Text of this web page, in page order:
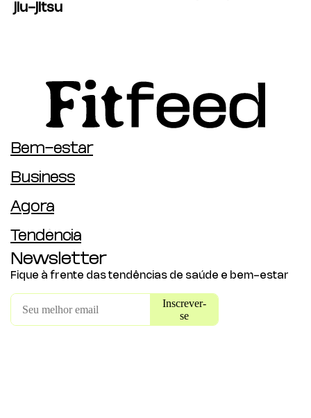
jiu-jitsu
Bem-estar
Business
Agora
Tendência
Newsletter
Fique à frente das tendências de saúde e bem-estar